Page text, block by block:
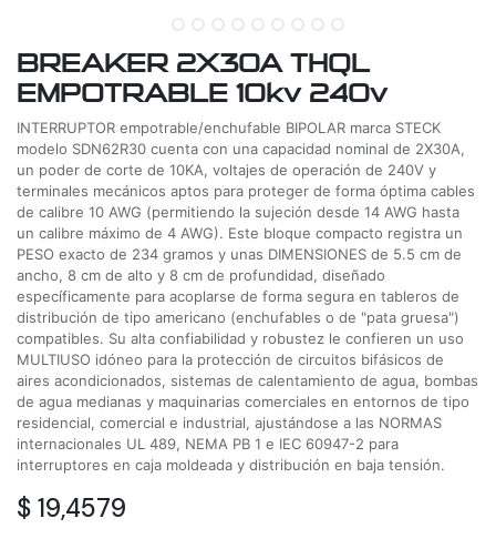
BREAKER 2X30A THQL
EMPOTRABLE 10kv 240v
INTERRUPTOR empotrable/enchufable BIPOLAR marca STECK
modelo SDN62R30 cuenta con una capacidad nominal de 2X30A,
un poder de corte de 10KA, voltajes de operación de 240V y
terminales mecánicos aptos para proteger de forma óptima cables
de calibre 10 AWG (permitiendo la sujeción desde 14 AWG hasta
un calibre máximo de 4 AWG). Este bloque compacto registra un
PESO exacto de 234 gramos y unas DIMENSIONES de 5.5 cm de
ancho, 8 cm de alto y 8 cm de profundidad, diseñado
específicamente para acoplarse de forma segura en tableros de
distribución de tipo americano (enchufables o de "pata gruesa")
compatibles. Su alta confiabilidad y robustez le confieren un uso
MULTIUSO idóneo para la protección de circuitos bifásicos de
aires acondicionados, sistemas de calentamiento de agua, bombas
de agua medianas y maquinarias comerciales en entornos de tipo
residencial, comercial e industrial, ajustándose a las NORMAS
internacionales UL 489, NEMA PB 1 e IEC 60947-2 para
interruptores en caja moldeada y distribución en baja tensión.
$ 19,4579